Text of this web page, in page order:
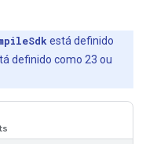
está definido
definido como 23 ou